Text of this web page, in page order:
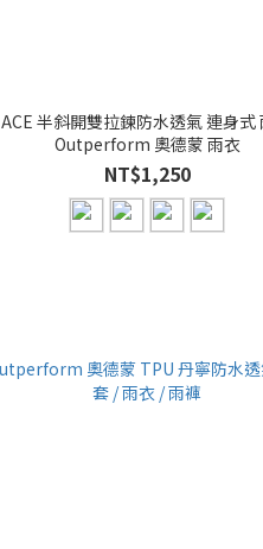
ACE 半斜開雙拉鍊防水透氣 連身式
Outperform 奧德蒙 雨衣
NT$1,250